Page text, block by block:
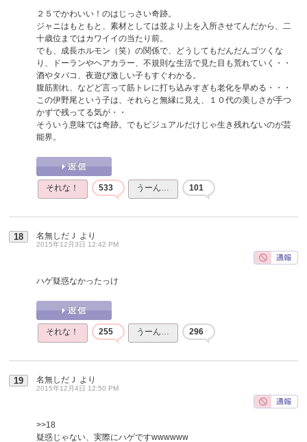
２５でかわいい！のはじっさい奇跡。
ジャニはもともと、素材としては並より上を入所させてんだから、二
十歳位まではカワイイの当たり前。
でも、成長ホルモン（笑）の関係で、どうしてもだんだんゴツくな
り、ドーランやヘアカラー、不規則な生活で見た目も荒れていく・・
酒やタバコ、夜遊び激しい子もすぐわかる。
腹筋割れ、などど言って筋トレに打ち込みすぎも老化を早める・・・
この伊野尾という子は、それらと無縁に見え、１０代の美しさが手つ
かずで残ってる気が・・
そういう意味では奇跡。でもビジュアルだけじゃ生き残れないのが芸
能界。
それな！ 533 うーん… 101
18 名無しだＪ より
2015年12月3日 12:42 PM
ハゲ疑惑なかったっけ
それな！ 255 うーん… 296
19 名無しだＪ より
2015年12月4日 12:50 PM
>>18
疑惑じゃない、実際にハゲですwwwwww